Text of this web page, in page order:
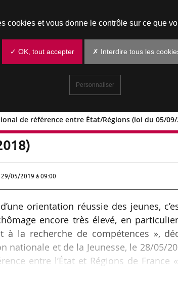
de référence entre État/Régions (loi du 05/09/
national de référence
29/05/2019 à 09:00
orientation réussie des jeunes,
encore très élevé, en
la recherche de compétences »,
nationale et de la Jeunesse, le 28/05/
entre l’État et Régions de France
cookies et vous donne le contrôle sur ce que
✓ OK, tout accepter ✗ Interdire tous les
Personnaliser